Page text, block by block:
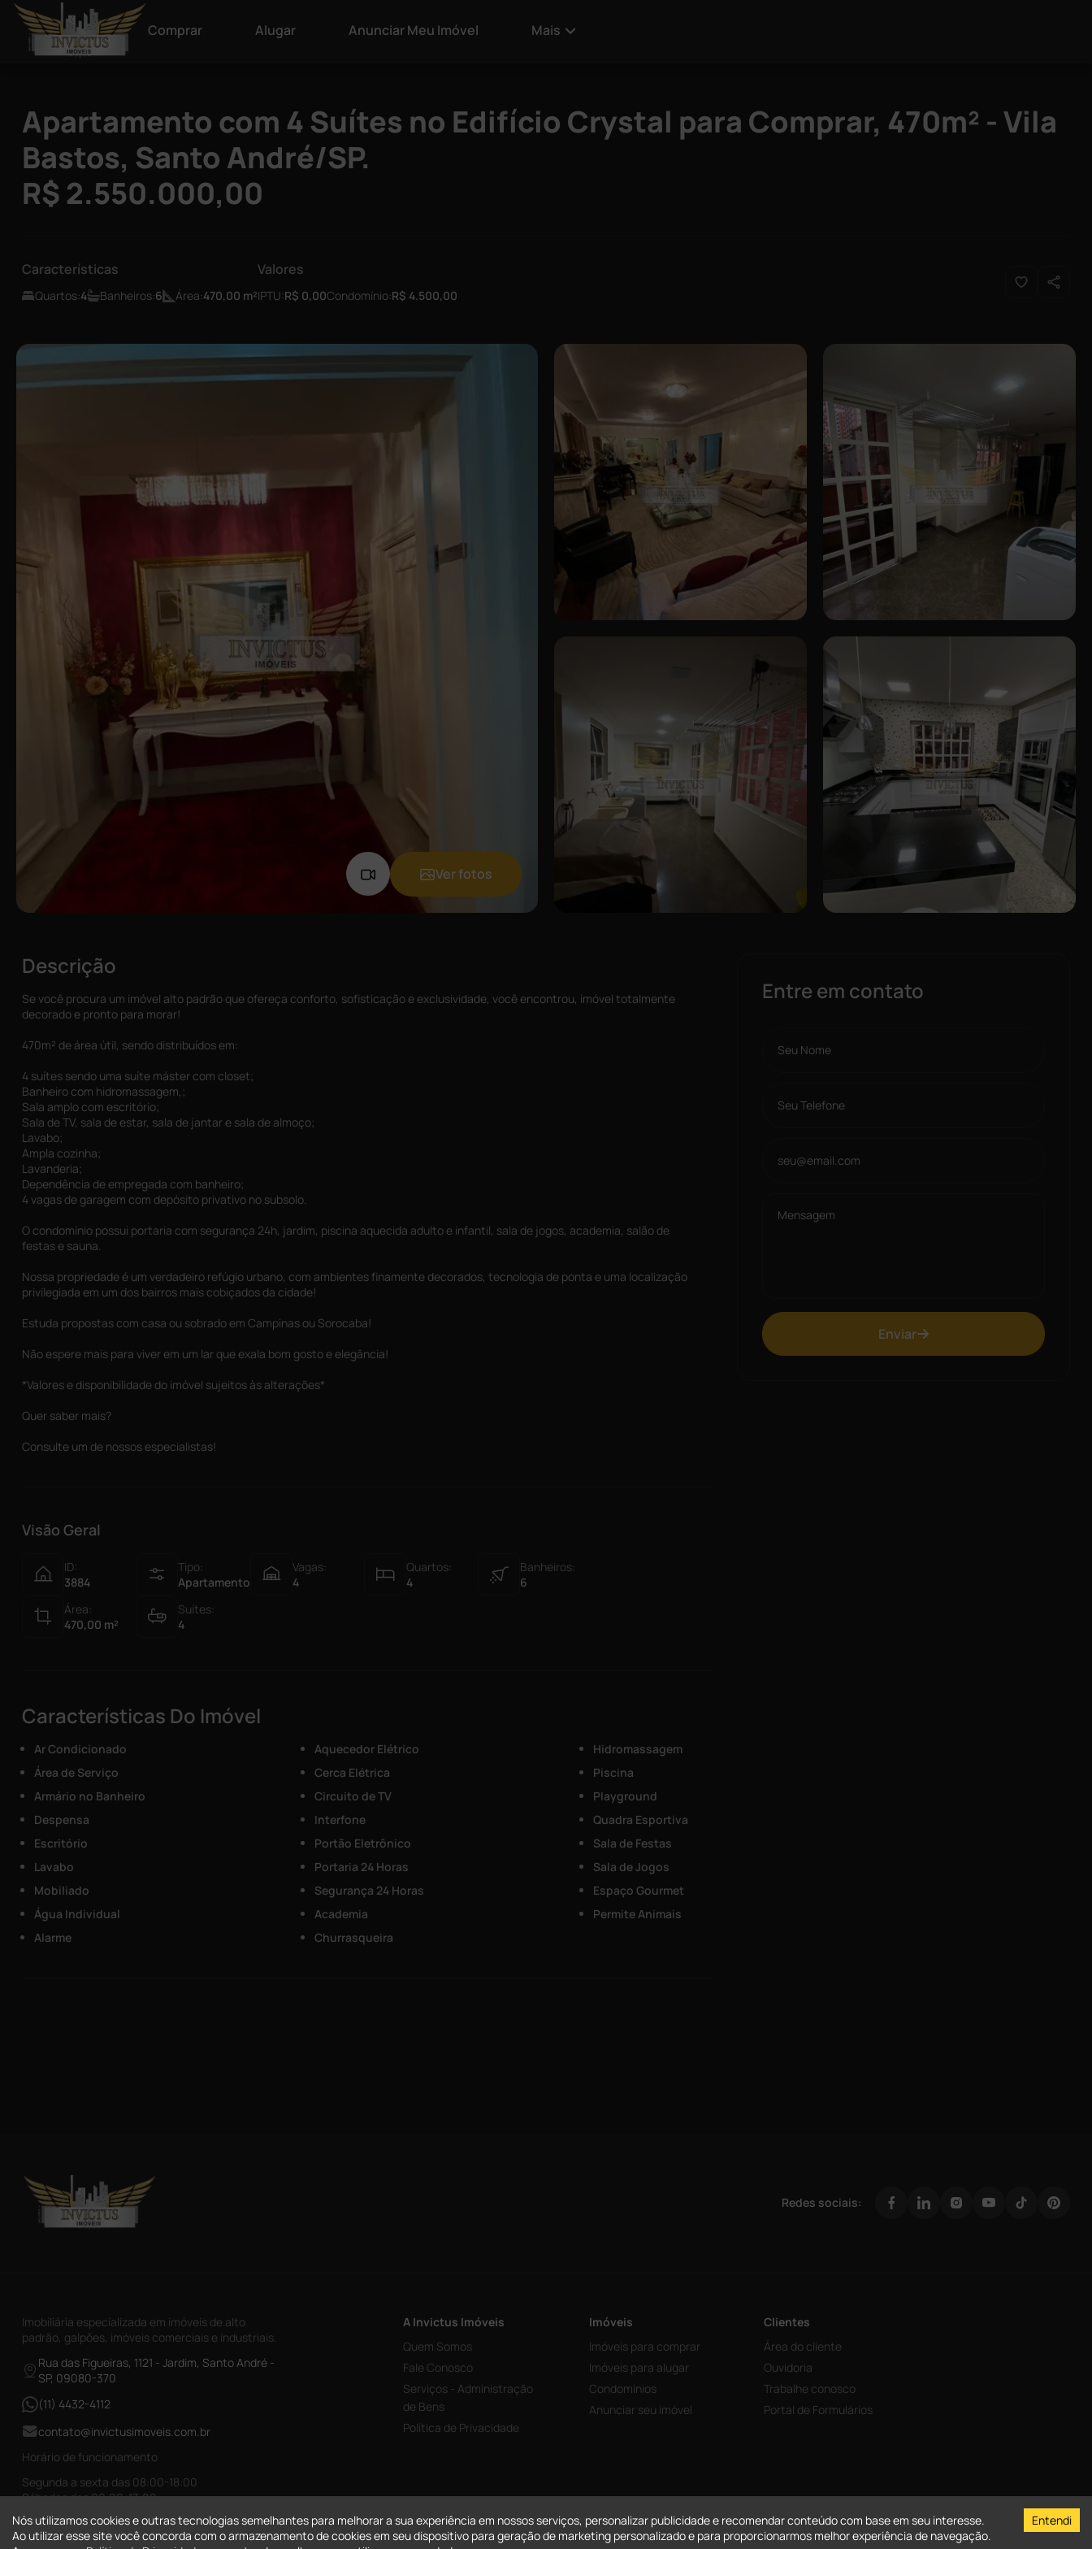
Comprar Alugar Anunciar Meu Imóvel Mais
Apartamento com 4 Suítes no Edifício Crystal para Comprar, 470m² - Vila
Bastos, Santo André/SP.
R$ 2.550.000,00
Características
Quartos:4 Banheiros:6 Área:470,00 m²
Valores
IPTU:R$ 0,00Condomínio:R$ 4.500,00
Ver fotos
Descrição
Se você procura um imóvel alto padrão que ofereça conforto, sofisticação e exclusividade, você encontrou, imóvel totalmente
decorado e pronto para morar!
470m² de área útil, sendo distribuídos em:
4 suítes sendo uma suíte máster com closet;
Banheiro com hidromassagem,;
Sala amplo com escritório;
Sala de TV, sala de estar, sala de jantar e sala de almoço;
Lavabo;
Ampla cozinha;
Lavanderia;
Dependência de empregada com banheiro;
4 vagas de garagem com depósito privativo no subsolo.
O condomínio possui portaria com segurança 24h, jardim, piscina aquecida adulto e infantil, sala de jogos, academia, salão de
festas e sauna.
Nossa propriedade é um verdadeiro refúgio urbano, com ambientes finamente decorados, tecnologia de ponta e uma localização
privilegiada em um dos bairros mais cobiçados da cidade!
Estuda propostas com casa ou sobrado em Campinas ou Sorocaba!
Não espere mais para viver em um lar que exala bom gosto e elegância!
*Valores e disponibilidade do imóvel sujeitos às alterações*
Quer saber mais?
Consulte um de nossos especialistas!
Visão Geral
ID:
3884
Tipo:
Apartamento
Vagas:
4
Quartos:
4
Banheiros:
6
Área:
470,00 m²
Suítes:
4
Características Do Imóvel
Ar Condicionado
Área de Serviço
Armário no Banheiro
Despensa
Escritório
Lavabo
Mobiliado
Água Individual
Alarme
Aquecedor Elétrico
Cerca Elétrica
Circuito de TV
Interfone
Portão Eletrônico
Portaria 24 Horas
Segurança 24 Horas
Academia
Churrasqueira
Hidromassagem
Piscina
Playground
Quadra Esportiva
Sala de Festas
Sala de Jogos
Espaço Gourmet
Permite Animais
Entre em contato
Enviar
Redes sociais:
Imobiliária especializada em imóveis de alto
padrão, galpões, imóveis comerciais e industriais.
Rua das Figueiras, 1121 - Jardim, Santo André -
SP, 09080-370
(11) 4432-4112
contato@invictusimoveis.com.br
Horário de funcionamento
Segunda a sexta das 08:00-18:00
Sábados das 09:00-13:00
CRECI-026017-J
A Invictus Imóveis
Quem Somos
Fale Conosco
Serviços - Administração
de Bens
Política de Privacidade
Imóveis
Imóveis para comprar
Imóveis para alugar
Condominios
Anunciar seu imóvel
Clientes
Área do cliente
Ouvidoria
Trabalhe conosco
Portal de Formulários
Nós utilizamos cookies e outras tecnologias semelhantes para melhorar a sua experiência em nossos serviços, personalizar publicidade e recomendar conteúdo com base em seu interesse.
Ao utilizar esse site você concorda com o armazenamento de cookies em seu dispositivo para geração de marketing personalizado e para proporcionarmos melhor experiência de navegação.
Entendi